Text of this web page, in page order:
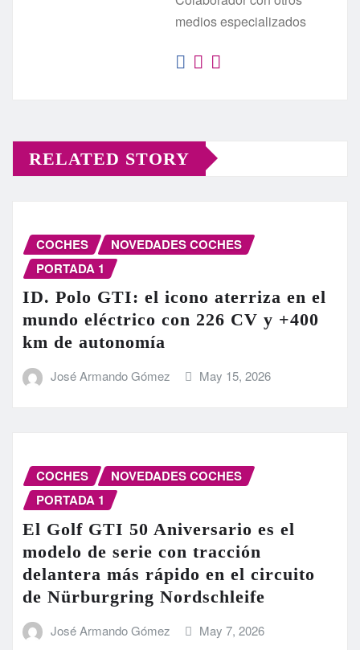
medios especializados
RELATED STORY
COCHES
NOVEDADES COCHES
PORTADA 1
ID. Polo GTI: el icono aterriza en el
mundo eléctrico con 226 CV y +400
km de autonomía
José Armando Gómez May 15, 2026
COCHES
NOVEDADES COCHES
PORTADA 1
El Golf GTI 50 Aniversario es el
modelo de serie con tracción
delantera más rápido en el circuito
de Nürburgring Nordschleife
José Armando Gómez May 7, 2026